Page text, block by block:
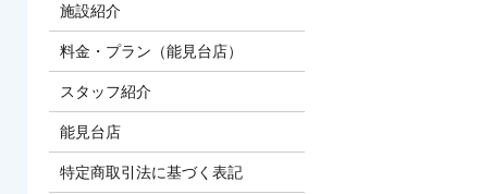
施設紹介
料金・プラン（能見台店）
スタッフ紹介
能見台店
特定商取引法に基づく表記